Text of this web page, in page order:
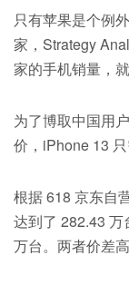
只有苹果是个例
家，Strategy
家的手机销量，
为了博取中国用
价，iPhone 13 只
根据 618 京东自
达到了 282.43
万台。两者价差